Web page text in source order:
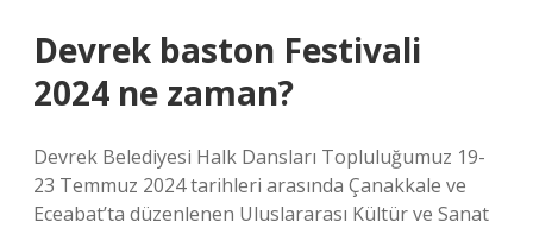
Devrek baston Festivali
2024 ne zaman?
Devrek Belediyesi Halk Dansları Topluluğumuz 19-
23 Temmuz 2024 tarihleri ​​arasında Çanakkale ve
Eceabat’ta düzenlenen Uluslararası Kültür ve Sanat